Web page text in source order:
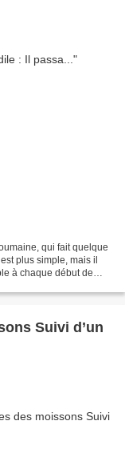
qui fait quelque
plus simple, mais il
à chaque début de
d’un